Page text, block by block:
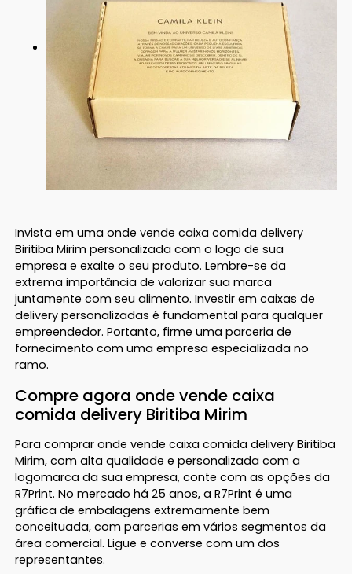
Invista em uma onde vende caixa comida delivery
Biritiba Mirim personalizada com o logo de sua
empresa e exalte o seu produto. Lembre-se da
extrema importância de valorizar sua marca
juntamente com seu alimento. Investir em caixas de
delivery personalizadas é fundamental para qualquer
empreendedor. Portanto, firme uma parceria de
fornecimento com uma empresa especializada no
ramo.
Compre agora onde vende caixa
comida delivery Biritiba Mirim
Para comprar onde vende caixa comida delivery Biritiba
Mirim, com alta qualidade e personalizada com a
logomarca da sua empresa, conte com as opções da
R7Print. No mercado há 25 anos, a R7Print é uma
gráfica de embalagens extremamente bem
conceituada, com parcerias em vários segmentos da
área comercial. Ligue e converse com um dos
representantes.